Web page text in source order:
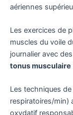
aériennes
Les exercices de
muscles du voile
journalier avec
tonus musculaire
Les techniques
respiratoires/min)
oxydatif